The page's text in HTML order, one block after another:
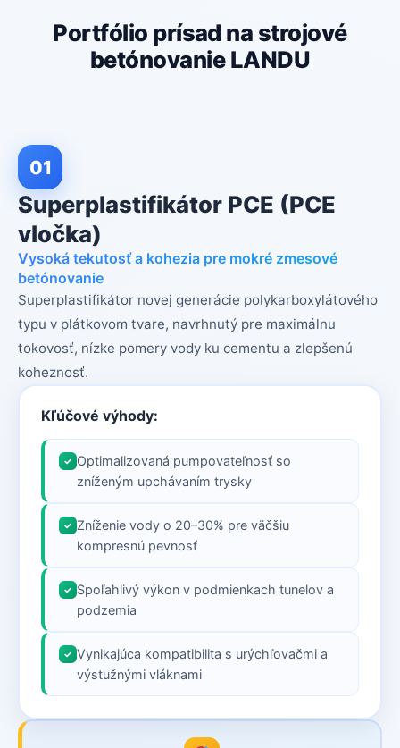
Portfólio prísad na strojové
betónovanie LANDU
01
Superplastifikátor PCE (PCE
vločka)
Vysoká tekutosť a kohezia pre mokré zmesové
betónovanie
Superplastifikátor novej generácie polykarboxylátového
typu v plátkovom tvare, navrhnutý pre maximálnu
tokovosť, nízke pomery vody ku cementu a zlepšenú
koheznosť.
Kľúčové výhody:
✓ Optimalizovaná pumpovateľnosť so
zníženým upchávaním trysky
✓ Zníženie vody o 20–30% pre väčšiu
kompresnú pevnosť
✓ Spoľahlivý výkon v podmienkach tunelov a
podzemia
✓ Vynikajúca kompatibilita s urýchľovačmi a
výstužnými vláknami